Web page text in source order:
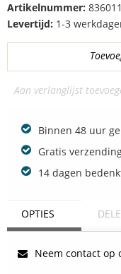
Artikelnummer:
Levertijd: 1-3
Aan verlanglijst
Binnen 48 uur
Gratis
14 dagen
OPTIES
Neem contact